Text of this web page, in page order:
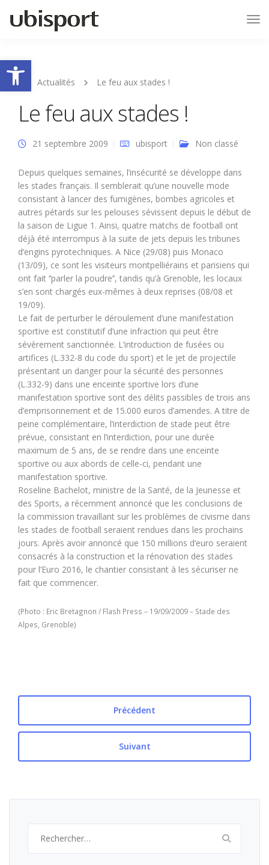
Ouvrir la barre d’outils
Actualités Le feu aux stades !
Le feu aux stades !
21 septembre 2009 ubisport Non classé
Depuis quelques semaines, l’insécurité se développe dans
les stades français. Il semblerait qu’une nouvelle mode
consistant à lancer des fumigènes, bombes agricoles et
autres pétards sur les pelouses sévissent depuis le début de
la saison de Ligue 1. Ainsi, quatre matchs de football ont
déjà été interrompus à la suite de jets depuis les tribunes
d’engins pyrotechniques. A Nice (29/08) puis Monaco
(13/09), ce sont les visiteurs montpelliérains et parisiens qui
ont fait ‘’parler la poudre’’, tandis qu’à Grenoble, les locaux
s’en sont chargés eux-mêmes à deux reprises (08/08 et
19/09).
Le fait de perturber le déroulement d’une manifestation
sportive est constitutif d’une infraction qui peut être
sévèrement sanctionnée. L’introduction de fusées ou
artifices (L.332-8 du code du sport) et le jet de projectile
présentant un danger pour la sécurité des personnes
(L.332-9) dans une enceinte sportive lors d’une
manifestation sportive sont des délits passibles de trois ans
d’emprisonnement et de 15.000 euros d’amendes. A titre de
peine complémentaire, l’interdiction de stade peut être
prévue, consistant en l’interdiction, pour une durée
maximum de 5 ans, de se rendre dans une enceinte
sportive ou aux abords de celle-ci, pendant une
manifestation sportive.
Roseline Bachelot, ministre de la Santé, de la Jeunesse et
des Sports, a récemment annoncé que les conclusions de
la commission travaillant sur les problèmes de civisme dans
les stades de football seraient rendues dans les prochains
jours. Après avoir annoncé que 150 millions d’euro seraient
consacrés à la construction et la rénovation des stades
pour l’Euro 2016, le chantier consistant à les sécuriser ne
fait que commencer.
(Photo : Eric Bretagnon / Flash Press – 19/09/2009 – Stade des
Alpes, Grenoble)
Précédent
Suivant